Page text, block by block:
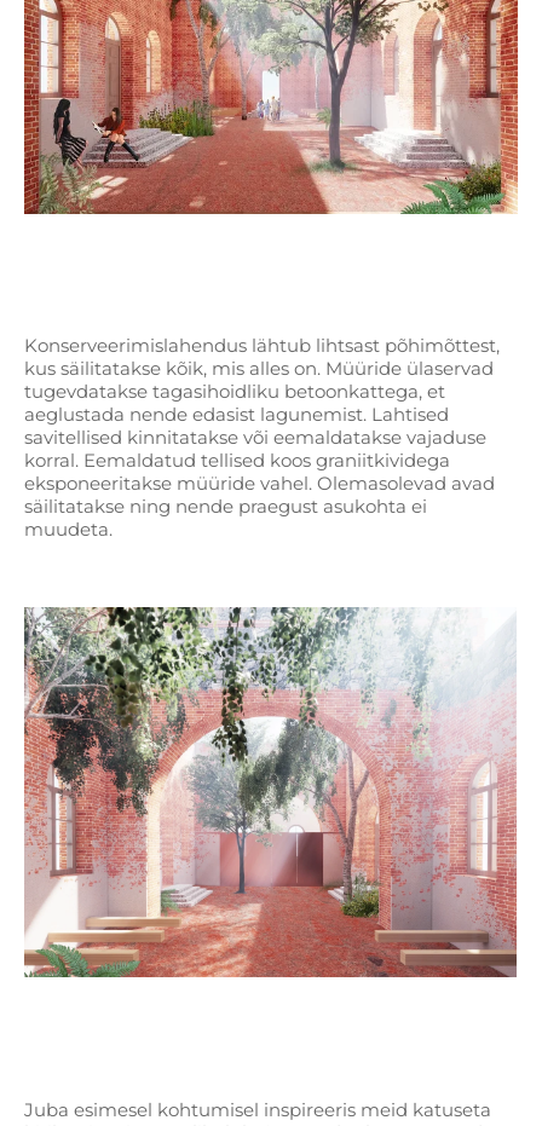
Konserveerimislahendus lähtub lihtsast põhimõttest,
kus säilitatakse kõik, mis alles on. Müüride ülaservad
tugevdatakse tagasihoidliku betoonkattega, et
aeglustada nende edasist lagunemist. Lahtised
savitellised kinnitatakse või eemaldatakse vajaduse
korral. Eemaldatud tellised koos graniitkividega
eksponeeritakse müüride vahel. Olemasolevad avad
säilitatakse ning nende praegust asukohta ei
muudeta.
Juba esimesel kohtumisel inspireeris meid katuseta